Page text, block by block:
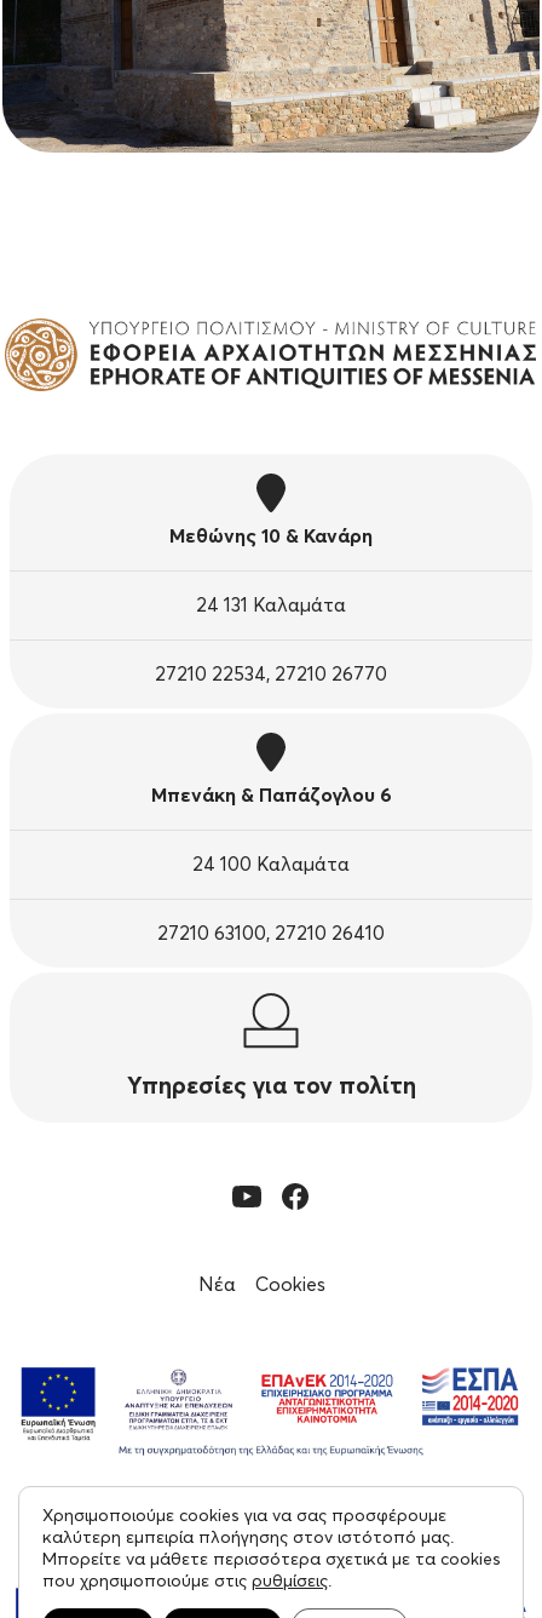
Μεθώνης 10 & Κανάρη
24 131 Καλαμάτα
27210 22534, 27210 26770
Μπενάκη & Παπάζογλου 6
24 100 Καλαμάτα
27210 63100, 27210 26410
Υπηρεσίες για τον πολίτη
Νέα Cookies
© 2023, Εφορεία Αρχαιοτήτων Μεσσηνίας
Με επιφύλαξη παντός δικαιώματος
Created by tool
Χρησιμοποιούμε cookies για να σας προσφέρουμε
καλύτερη εμπειρία πλοήγησης στον ιστότοπό μας.
Μπορείτε να μάθετε περισσότερα σχετικά με τα cookies
που χρησιμοποιούμε στις ρυθμίσεις.